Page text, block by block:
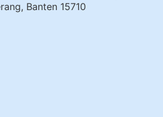
Banten 15710